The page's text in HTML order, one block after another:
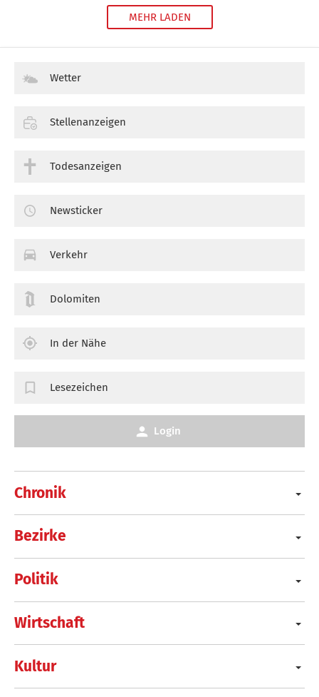
MEHR LADEN
Chronik
Bezirke
Politik
Wirtschaft
Kultur
Wetter
Stellenanzeigen
Todesanzeigen
Newsticker
Verkehr
Dolomiten
In der Nähe
Lesezeichen
Login